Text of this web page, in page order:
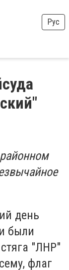
Рус
день
были
"ЛНР"
флаг